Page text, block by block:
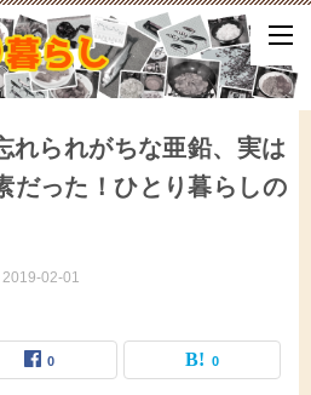
いたことや、ふと思ったこと、試して
れられがちな亜鉛、実は
だった！ひとり暮らしの
2019-02-01
0 0